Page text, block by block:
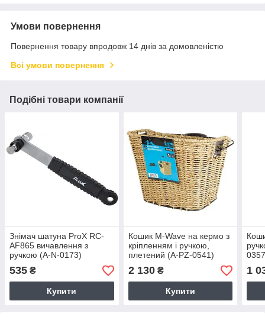
Умови повернення
Повернення товару впродовж 14 днів за домовленістю
Всі умови повернення
Подібні товари компанії
Знімач шатуна ProX RC-
AF865 вичавлення з
ручкою (A-N-0173)
535 ₴
Купити
Кошик M-Wave на кермо з
кріпленням і ручкою,
плетений (A-PZ-0541)
2 130₴
Купити
1